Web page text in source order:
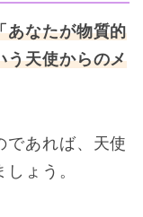
あなたが物質的
う天使からのメ
であれば、天使
ょう。